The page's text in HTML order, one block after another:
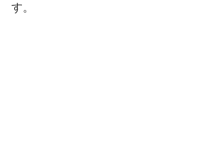
す。